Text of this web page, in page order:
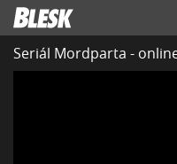
Seriál Mordparta -